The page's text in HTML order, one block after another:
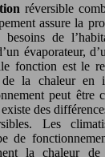
réversible
assure la
de
évaporateur,
fonction est le
de la chaleur en
peut être
des
Les
de
la chaleur